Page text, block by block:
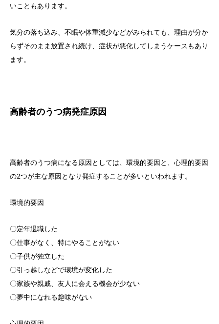
いこともあります。
気分の落ち込み、不眠や体重減少などがみられても、理由が分か
らずそのまま放置され続け、症状が悪化してしまうケースもあり
ます。
高齢者のうつ病発症原因
高齢者のうつ病になる原因としては、環境的要因と、心理的要因
の2つが主な原因となり発症することが多いといわれます。
環境的要因
〇定年退職した
〇仕事がなく、特にやることがない
〇子供が独立した
〇引っ越しなどで環境が変化した
〇家族や親戚、友人に会える機会が少ない
〇夢中になれる趣味がない